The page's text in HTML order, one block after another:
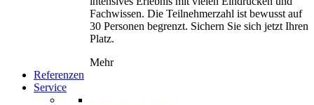
Fachwissen. Die Teilnehmerzahl ist bewusst auf
30 Personen begrenzt. Sichern Sie sich jetzt Ihren
Platz.
Mehr
Referenzen
Service